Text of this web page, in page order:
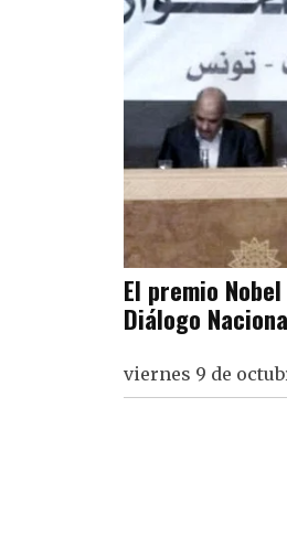
El premio
Diálogo
viernes 9 de